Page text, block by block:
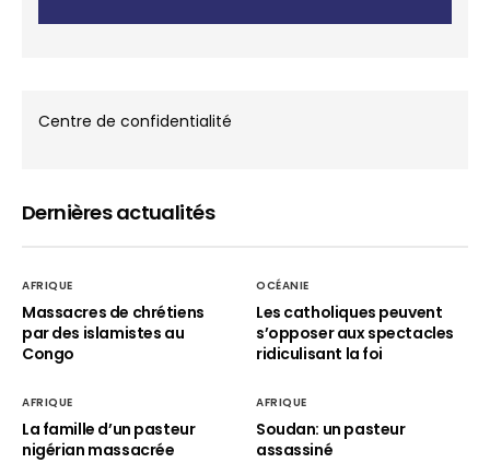
Centre de confidentialité
Dernières actualités
AFRIQUE
Massacres de chrétiens
par des islamistes au
Congo
OCÉANIE
Les catholiques peuvent
s’opposer aux spectacles
ridiculisant la foi
AFRIQUE
La famille d’un pasteur
nigérian massacrée
AFRIQUE
Soudan: un pasteur
assassiné